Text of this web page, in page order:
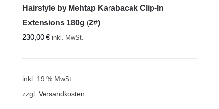
Hairstyle by Mehtap Karabacak Clip-In
Extensions 180g (2#)
230,00 € inkl. MwSt.
inkl. 19 % MwSt.
zzgl. Versandkosten